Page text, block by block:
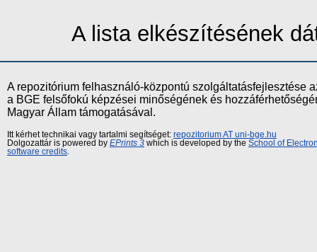
A lista elkészítésének
A repozitórium felhasználó-központú szolgáltatásfejlesztése
a BGE felsőfokú képzései minőségének és
Magyar Állam támogatásával.
Itt kérhet technikai vagy tartalmi segítséget: repozitorium AT uni-bge.hu
Dolgozattár is powered by EPrints 3 which is developed by the School of
software credits